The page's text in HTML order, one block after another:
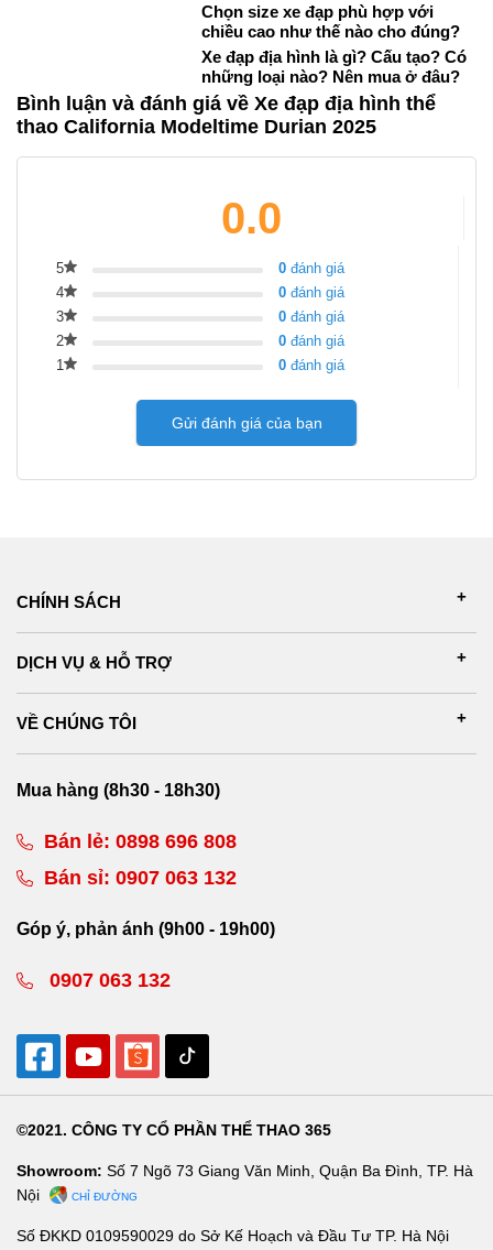
Chọn size xe đạp phù hợp với
chiều cao như thế nào cho đúng?
Xe đạp địa hình là gì? Cấu tạo? Có
những loại nào? Nên mua ở đâu?
Bình luận và đánh giá về Xe đạp địa hình thể
thao California Modeltime Durian 2025
0.0
5 0 đánh giá
4
0 đánh giá
3
0 đánh giá
2
0 đánh giá
1
0 đánh giá
Gửi đánh giá của bạn
CHÍNH SÁCH
DỊCH VỤ & HỖ TRỢ
VỀ CHÚNG TÔI
Mua hàng (8h30 - 18h30)
Bán lẻ: 0898 696 808
Bán sỉ: 0907 063 132
Góp ý, phản ánh (9h00 - 19h00)
0907 063 132
©2021. CÔNG TY CỔ PHẦN THỂ THAO 365
Showroom: Số 7 Ngõ 73 Giang Văn Minh, Quận Ba Đình, TP. Hà
Nội
CHỈ ĐƯỜNG
Số ĐKKD 0109590029 do Sở Kế Hoạch và Đầu Tư TP. Hà Nội